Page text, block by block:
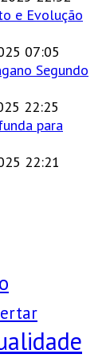
e Evolução
07:05
Segundo
22:25
para
22:21